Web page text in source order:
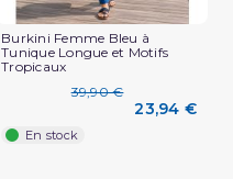
Burkini Femme Bleu à
Tunique Longue et Motifs
Tropicaux
39,90 €
23,94 €
En stock